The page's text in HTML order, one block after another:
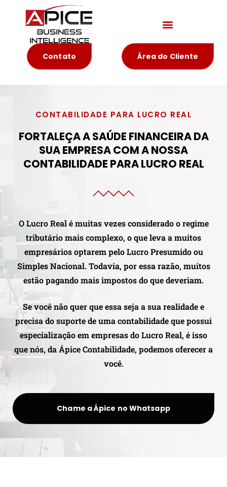
Contato Área do Cliente
CONTABILIDADE PARA LUCRO REAL
FORTALEÇA A SAÚDE FINANCEIRA DA
SUA EMPRESA COM A NOSSA
CONTABILIDADE PARA LUCRO REAL
O Lucro Real é muitas vezes considerado o regime
tributário mais complexo, o que leva a muitos
empresários optarem pelo Lucro Presumido ou
Simples Nacional. Todavia, por essa razão, muitos
estão pagando mais impostos do que deveriam.
Se você não quer que essa seja a sua realidade e
precisa do suporte de uma contabilidade que possui
especialização em empresas do Lucro Real, é isso
que nós, da Ápice Contabilidade, podemos oferecer a
você.
Chame a Ápice no Whatsapp